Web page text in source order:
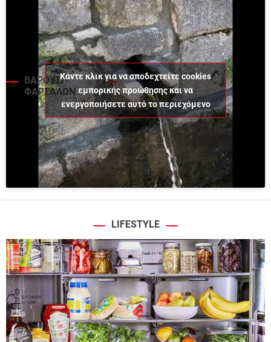
ΒΑΡΟΥΣΙ
ΦΑΡΣΑΛΩΝ
Κάντε κλικ για να αποδεχτείτε cookies
εμπορικής προώθησης και να
ενεργοποιήσετε αυτό το περιεχόμενο
LIFESTYLE